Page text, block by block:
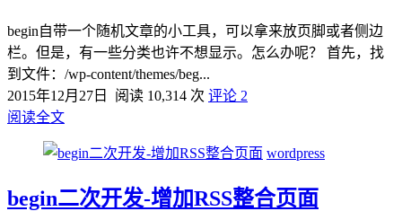
begin自带一个随机文章的小工具，可以拿来放页脚或者侧边
栏。但是，有一些分类也许不想显示。怎么办呢？ 首先，找
到文件：/wp-content/themes/beg...
2015年12月27日
阅读 10,314 次 评论 2
阅读全文
wordpress
begin二次开发-增加RSS整合页面